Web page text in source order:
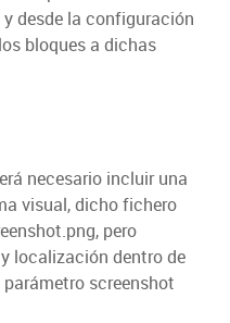
desde la configuración
bloques a dichas
necesario incluir una
visual, dicho fichero
pero
localización dentro de
screenshot